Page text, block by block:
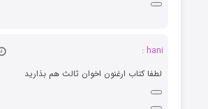
hani :
لطفا کتاب ارغنون اخوان ثالث هم بذارید